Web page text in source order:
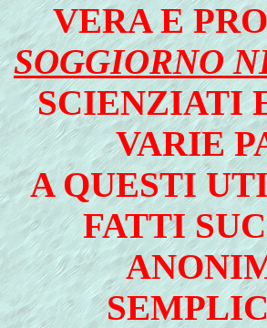
VERA E
SOGGIORNO
SCIENZIATI
VARIE
A QUESTI
FATTI